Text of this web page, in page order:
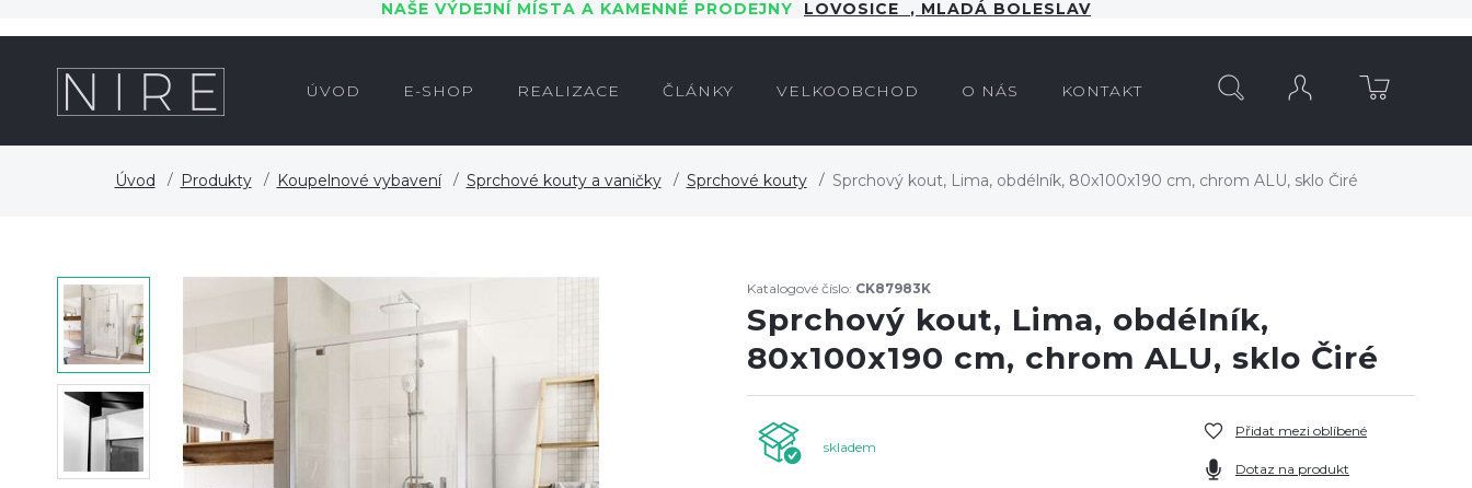
NAŠE VÝDEJNÍ MÍSTA A KAMENNÉ PRODEJNY LOVOSICE , MLADÁ BOLESLAV
ÚVOD E-SHOP REALIZACE ČLÁNKY VELKOOBCHOD O NÁS KONTAKT
Úvod Produkty Koupelnové vybavení Sprchové kouty a vaničky Sprchové kouty Sprchový kout, Lima, obdélník, 80x100x190 cm, chrom ALU, sklo Čiré
Katalogové číslo: CK87983K
Sprchový kout, Lima, obdélník,
80x100x190 cm, chrom ALU, sklo Čiré
skladem
Přidat mezi oblíbené
Dotaz na produkt